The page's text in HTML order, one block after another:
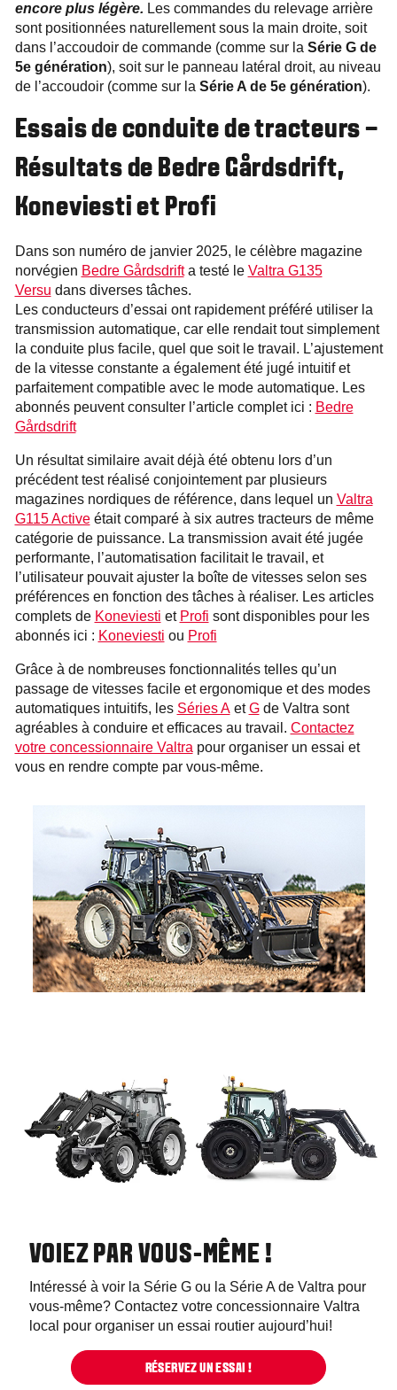
encore plus légère. Les commandes du relevage arrière
sont positionnées naturellement sous la main droite, soit
dans l’accoudoir de commande (comme sur la Série G de
5e génération), soit sur le panneau latéral droit, au niveau
de l’accoudoir (comme sur la Série A de 5e génération).
Essais de conduite de tracteurs –
Résultats de Bedre Gårdsdrift,
Koneviesti et Profi
Dans son numéro de janvier 2025, le célèbre magazine
norvégien Bedre Gårdsdrifta testé le Valtra G135
Versu dans diverses tâches.
Les conducteurs d’essai ont rapidement préféré utiliser la
transmission automatique, car elle rendait tout simplement
la conduite plus facile, quel que soit le travail. L’ajustement
de la vitesse constante a également été jugé intuitif et
parfaitement compatible avec le mode automatique. Les
abonnés peuvent consulter l’article complet ici : Bedre
Gårdsdrift
Un résultat similaire avait déjà été obtenu lors d’un
précédent test réalisé conjointement par plusieurs
magazines nordiques de référence, dans lequel un Valtra
G115 Activeétait comparé à six autres tracteurs de même
catégorie de puissance. La transmission avait été jugée
performante, l’automatisation facilitait le travail, et
l’utilisateur pouvait ajuster la boîte de vitesses selon ses
préférences en fonction des tâches à réaliser. Les articles
complets de Koneviesti et Profi sont disponibles pour les
abonnés ici : Koneviesti ou Profi
Grâce à de nombreuses fonctionnalités telles qu’un
passage de vitesses facile et ergonomique et des modes
automatiques intuitifs, les Séries AetGde Valtra sont
agréables à conduire et efficaces au travail. Contactez
votre concessionnaire Valtra pour organiser un essai et
vous en rendre compte par vous-même.
VOIEZ PAR VOUS-MÊME !
Intéressé à voir la Série G ou la Série A de Valtra pour
vous-même? Contactez votre concessionnaire Valtra
local pour organiser un essai routier aujourd’hui!
RÉSERVEZ UN ESSAI !